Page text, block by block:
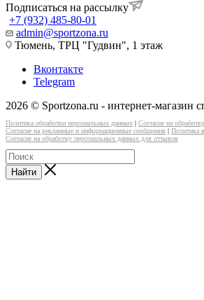
Подписаться на рассылку
+7 (932) 485-80-01
admin@sportzona.ru
Тюмень, ТРЦ "Гудвин", 1 этаж
Вконтакте
Telegram
2026 © Sportzona.ru - интернет-магазин
Политика обработки персональных данных | Согласие на
Согласие на рекламные и информационные сообщения | Политика
Согласие на обработку персональных данных для отзывов
Найти